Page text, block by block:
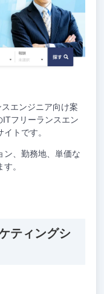
エンジニア向け案
フリーランスエン
トです。
ン、勤務地、単価な
。
ティングシ